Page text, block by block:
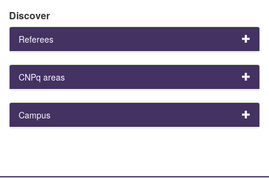
Discover
Referees
CNPq areas
Campus